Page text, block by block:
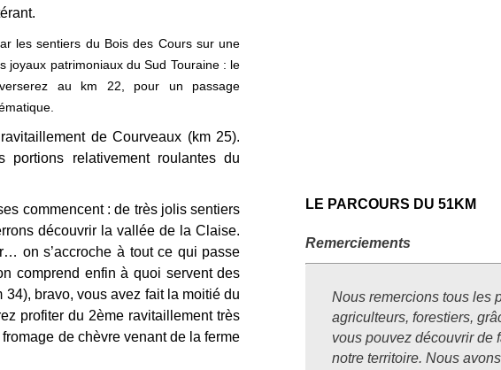
les sentiers du Bois des Cours sur une
joyaux patrimoniaux du Sud Touraine : le
au km 22, pour un passage
de Courveaux (km 25).
portions relativement roulantes du
commencent : de très jolis sentiers
découvrir la vallée de la Claise.
on s’accroche à tout ce qui passe
comprend enfin à quoi servent des
bravo, vous avez fait la moitié du
profiter du 2ème ravitaillement très
de chèvre venant de la ferme
LE PARCOURS DU 51KM
Remerciements
Nous remercions tous les
agriculteurs, forestiers,
vous pouvez découvrir de
notre territoire. Nous avons